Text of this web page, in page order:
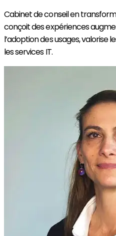
Cabinet de conseil en
conçoit des expériences
l’adoption des usages, valorise
les services IT.